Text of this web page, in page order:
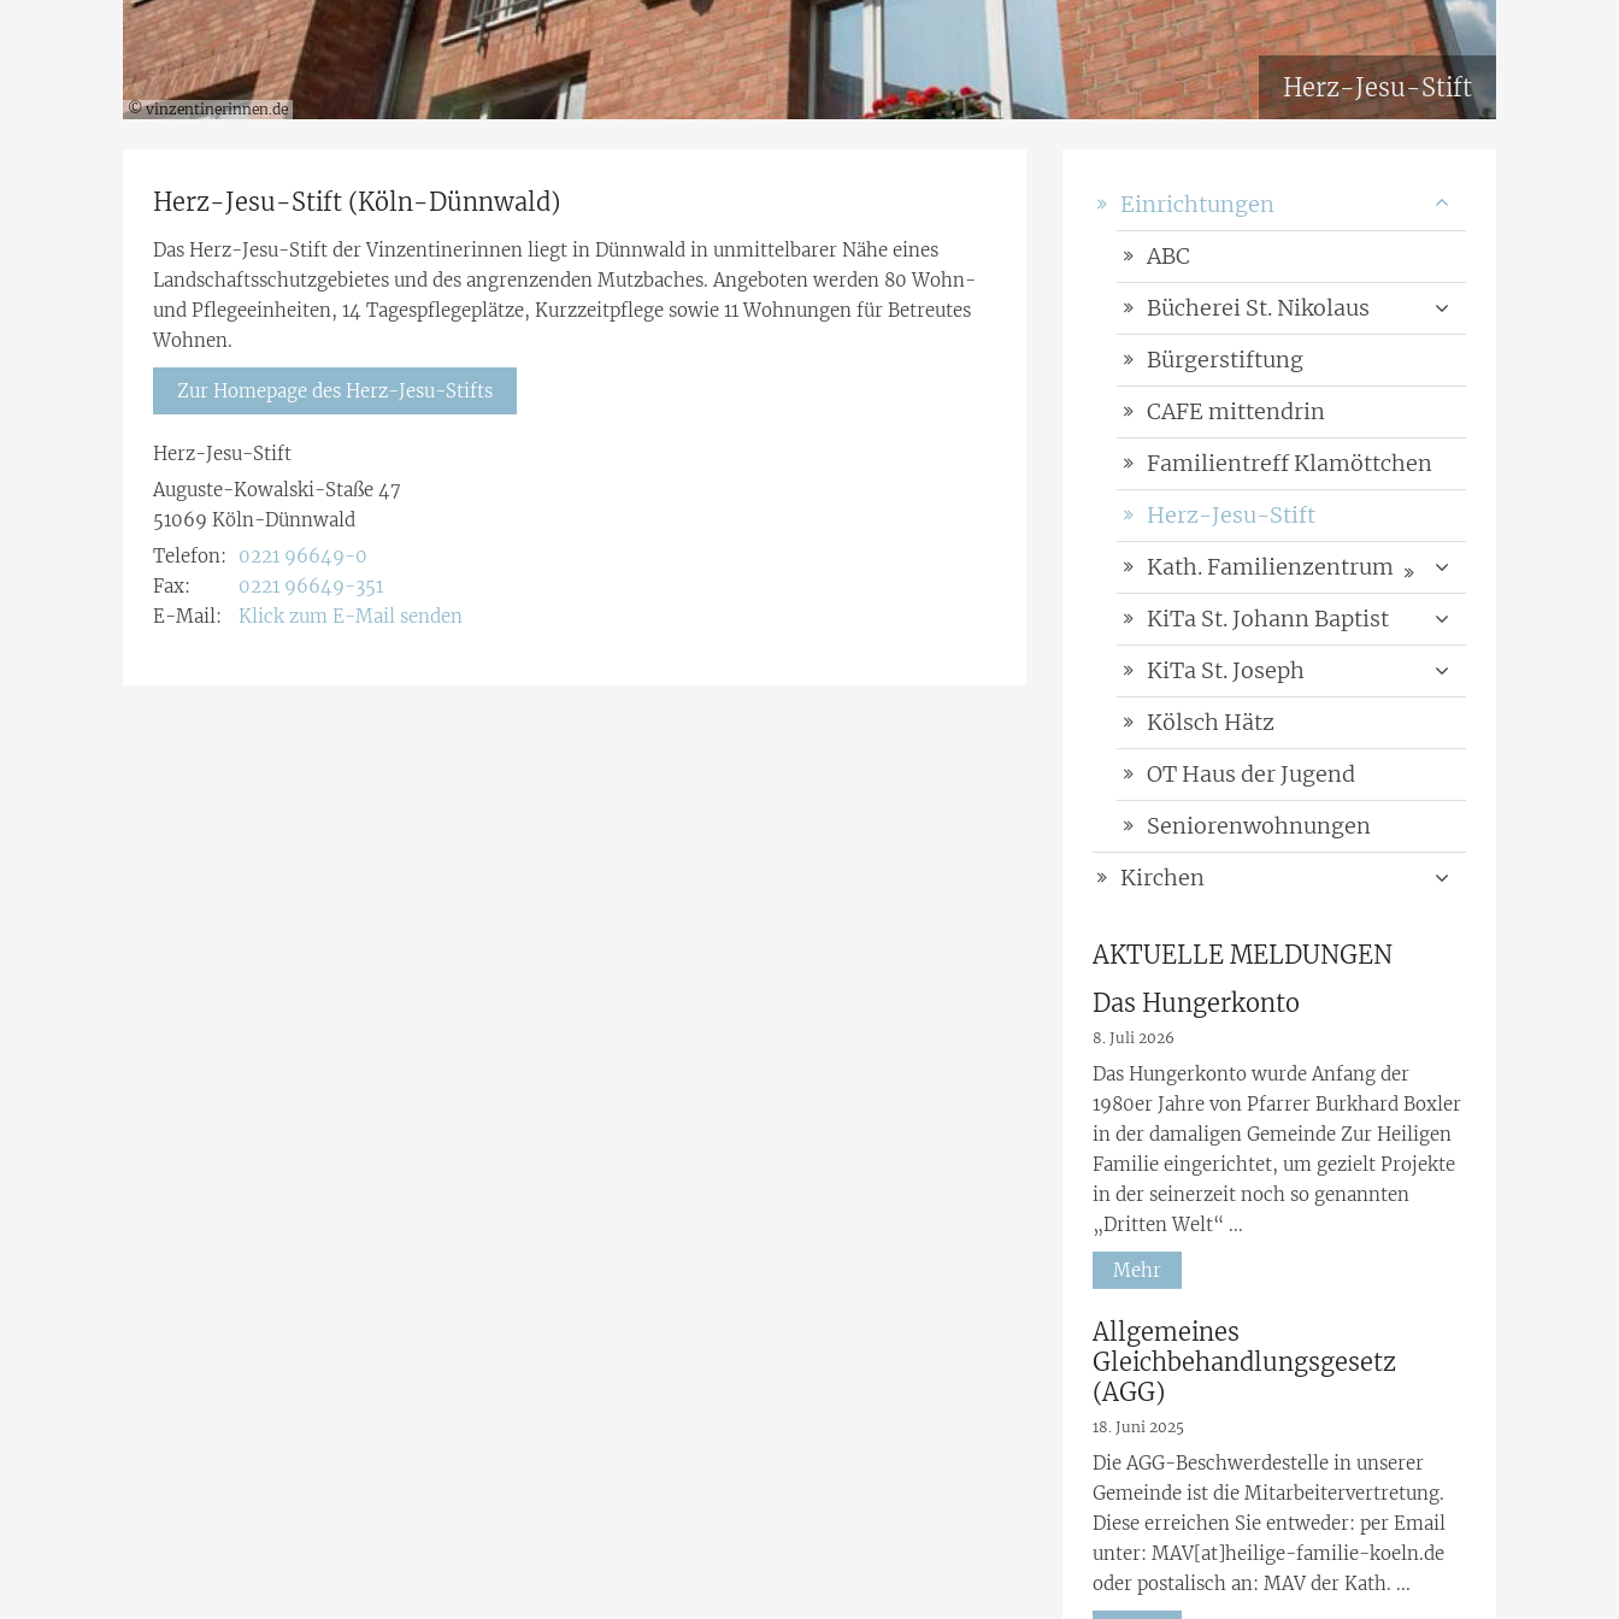
© vinzentinerinnen.de
Herz-Jesu-Stift
Herz-Jesu-Stift (Köln-Dünnwald)
Das Herz-Jesu-Stift der Vinzentinerinnen liegt in Dünnwald in unmittelbarer Nähe eines
Landschaftsschutzgebietes und des angrenzenden Mutzbaches. Angeboten werden 80 Wohn-
und Pflegeeinheiten, 14 Tagespflegeplätze, Kurzzeitpflege sowie 11 Wohnungen für Betreutes
Wohnen.
Zur Homepage des Herz-Jesu-Stifts
Herz-Jesu-Stift
Auguste-Kowalski-Staße 47
51069 Köln-Dünnwald
Telefon:
0221 96649-0
Fax:
0221 96649-351
E-Mail:
Klick zum E-Mail senden
Einrichtungen
ABC
Bücherei St. Nikolaus
Bürgerstiftung
CAFE mittendrin
Familientreff Klamöttchen
Herz-Jesu-Stift
Kath. Familienzentrum
KiTa St. Johann Baptist
KiTa St. Joseph
Kölsch Hätz
OT Haus der Jugend
Seniorenwohnungen
Kirchen
AKTUELLE MELDUNGEN
Das Hungerkonto
8. Juli 2026
Das Hungerkonto wurde Anfang der
1980er Jahre von Pfarrer Burkhard Boxler
in der damaligen Gemeinde Zur Heiligen
Familie eingerichtet, um gezielt Projekte
in der seinerzeit noch so genannten
„Dritten Welt“ ...
Mehr
Allgemeines
Gleichbehandlungsgesetz
(AGG)
18. Juni 2025
Die AGG-Beschwerdestelle in unserer
Gemeinde ist die Mitarbeitervertretung.
Diese erreichen Sie entweder: per Email
unter: MAV[at]heilige-familie-koeln.de
oder postalisch an: MAV der Kath. ...